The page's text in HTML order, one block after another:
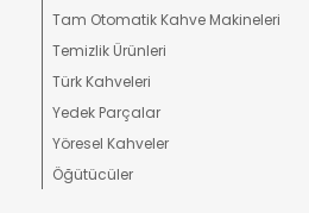
Tam Otomatik Kahve Makineleri
Temizlik Ürünleri
Türk Kahveleri
Yedek Parçalar
Yöresel Kahveler
Öğütücüler